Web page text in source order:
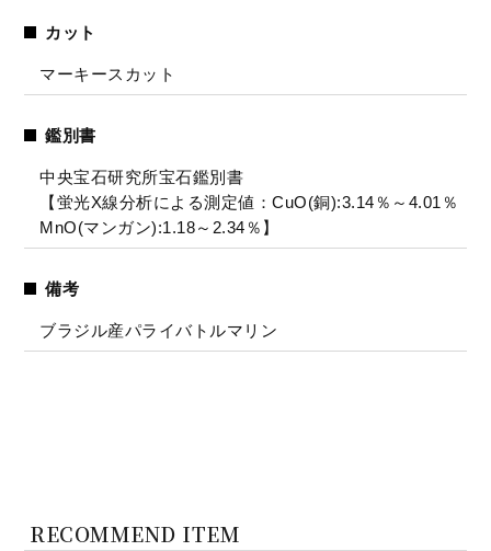
カット
マーキースカット
鑑別書
中央宝石研究所宝石鑑別書
【蛍光X線分析による測定値：CuO(銅):3.14％～4.01％
MnO(マンガン):1.18～2.34％】
備考
ブラジル産パライバトルマリン
RECOMMEND ITEM